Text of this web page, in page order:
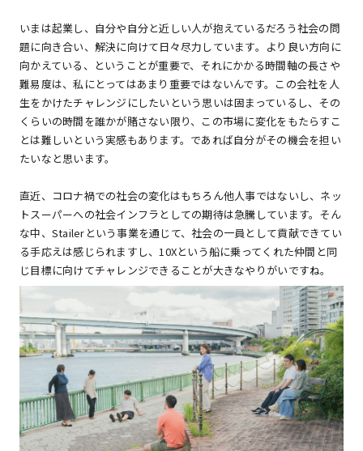
いまは起業し、自分や自分と近しい人が抱えているだろう社会の問
題に向き合い、解決に向けて日々尽力しています。より良い方向に
向かえている、ということが重要で、それにかかる時間軸の長さや
難易度は、私にとってはあまり重要ではないんです。この会社を人
生をかけたチャレンジにしたいという思いは固まっているし、その
くらいの時間を誰かが賭さない限り、この市場に変化をもたらすこ
とは難しいという実感もあります。であれば自分がその機会を担い
たいなと思います。
直近、コロナ禍での社会の変化はもちろん他人事ではないし、ネッ
トスーパーへの社会インフラとしての期待は急騰しています。そん
な中、Stailerという事業を通じて、社会の一員として貢献できてい
る手応えは感じられますし、10Xという船に乗ってくれた仲間と同
じ目標に向けてチャレンジできることが大きなやりがいですね。